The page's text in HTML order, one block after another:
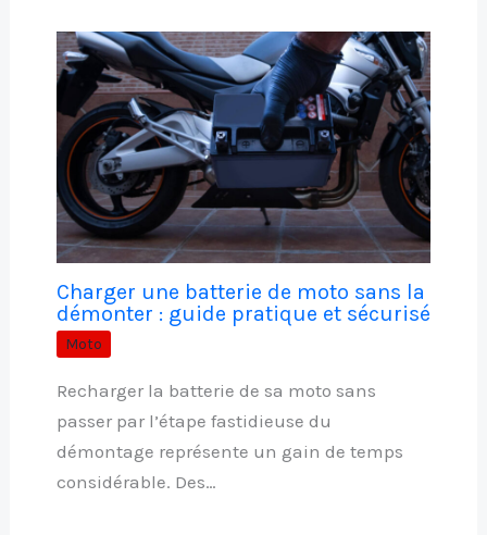
Charger une batterie de moto sans la
démonter : guide pratique et sécurisé
Moto
Recharger la batterie de sa moto sans
passer par l’étape fastidieuse du
démontage représente un gain de temps
considérable. Des…